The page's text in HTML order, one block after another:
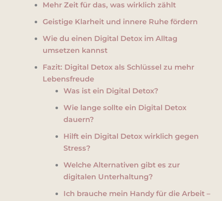
Mehr Zeit für das, was wirklich zählt
Geistige Klarheit und innere Ruhe fördern
Wie du einen Digital Detox im Alltag
umsetzen kannst
Fazit: Digital Detox als Schlüssel zu mehr
Lebensfreude
Was ist ein Digital Detox?
Wie lange sollte ein Digital Detox
dauern?
Hilft ein Digital Detox wirklich gegen
Stress?
Welche Alternativen gibt es zur
digitalen Unterhaltung?
Ich brauche mein Handy für die Arbeit –